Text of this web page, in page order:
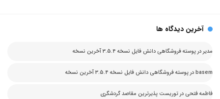
آخرین دیدگاه ها
مدیردرپوسته فروشگاهی دانش فایل نسخه 3.5.4 آخرین نسخه
basemدرپوسته فروشگاهی دانش فایل نسخه 3.5.4 آخرین نسخه
فاطمه فتحی درتوریست پذیرترین مقاصد گردشگری